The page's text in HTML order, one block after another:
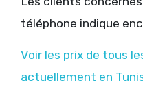
téléphone indique
Voir les prix de tous
actuellement en